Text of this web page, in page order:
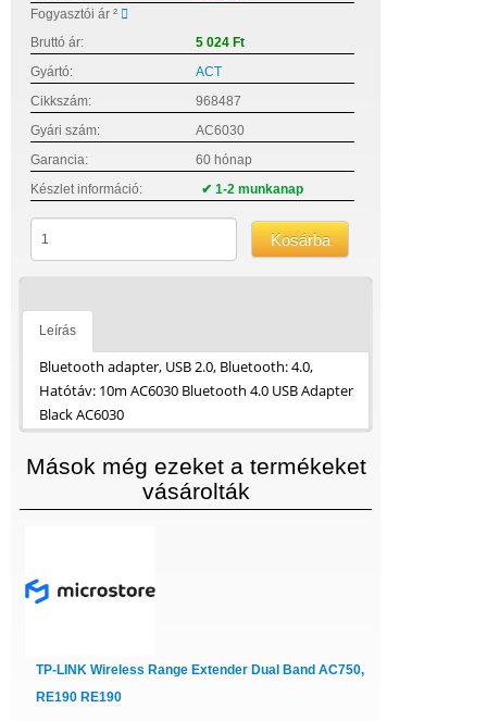
Fogyasztói ár ²
Bruttó ár:
5 024 Ft
Gyártó:
ACT
Cikkszám:
968487
Gyári szám:
AC6030
Garancia:
60 hónap
Készlet információ:
✔ 1-2 munkanap
Kosárba
Leírás
Bluetooth adapter, USB 2.0, Bluetooth: 4.0,
Hatótáv: 10m AC6030 Bluetooth 4.0 USB Adapter
Black AC6030
Mások még ezeket a termékeket
vásárolták
TP-LINK Wireless Range Extender Dual Band AC750,
RE190 RE190